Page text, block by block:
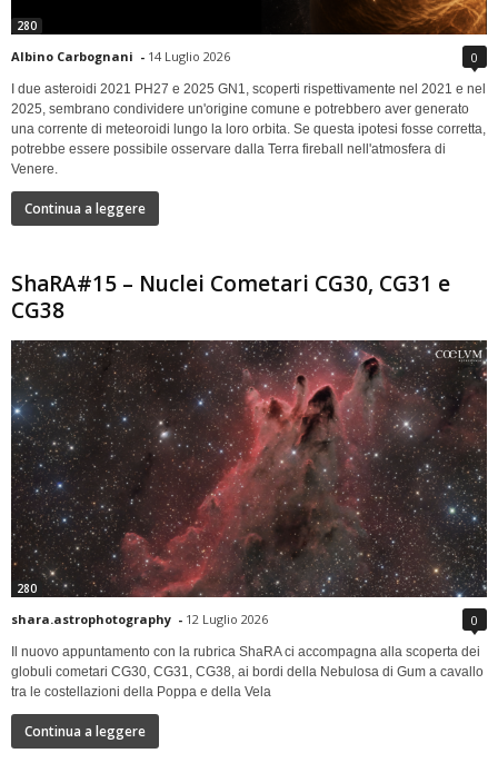
280
Albino Carbognani - 14 Luglio 2026 0
I due asteroidi 2021 PH27 e 2025 GN1, scoperti rispettivamente nel 2021 e nel
2025, sembrano condividere un'origine comune e potrebbero aver generato
una corrente di meteoroidi lungo la loro orbita. Se questa ipotesi fosse corretta,
potrebbe essere possibile osservare dalla Terra fireball nell'atmosfera di
Venere.
Continua a leggere
ShaRA#15 – Nuclei Cometari CG30, CG31 e
CG38
280
shara.astrophotography - 12 Luglio 2026 0
Il nuovo appuntamento con la rubrica ShaRA ci accompagna alla scoperta dei
globuli cometari CG30, CG31, CG38, ai bordi della Nebulosa di Gum a cavallo
tra le costellazioni della Poppa e della Vela
Continua a leggere